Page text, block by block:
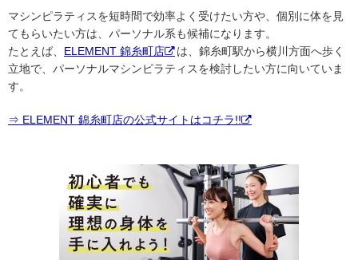
マシンピラティスを短時間で効率よく受けたい方や、個別に体を見
てもらいたい方は、パーソナル系も候補になります。
たとえば、 ELEMENT 錦糸町店
は、錦糸町駅から横川方面へ歩く
立地で、パーソナルマシンピラティスを検討したい方に向いていま
す。
⇒ ELEMENT 錦糸町店の公式サイトはコチラ!!